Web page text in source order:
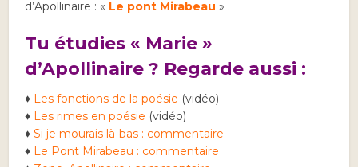
d’Apollinaire : « Le pont Mirabeau » .
Tu étudies « Marie »
d’Apollinaire ? Regarde aussi :
♦ Les fonctions de la poésie (vidéo)
♦ Les rimes en poésie (vidéo)
♦Si je mourais là-bas : commentaire
♦ Le Pont Mirabeau : commentaire